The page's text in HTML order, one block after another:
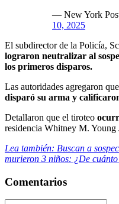
— New York
10, 2025
El subdirector de la Policía,
lograron neutralizar al
los primeros disparos.
Las autoridades agregaron
disparó su arma y
Detallaron que el tiroteo
residencia Whitney M. Young
Lea también: Buscan a
murieron 3 niños: ¿De cuánto
Comentarios